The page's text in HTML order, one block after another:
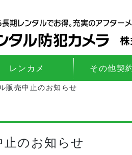
レンカメ その他契
販売中止のお知らせ
のお知らせ